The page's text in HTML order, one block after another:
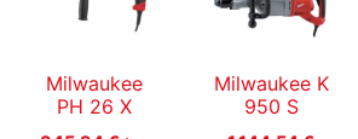
Milwaukee
PH 26 X
Milwaukee K
950 S